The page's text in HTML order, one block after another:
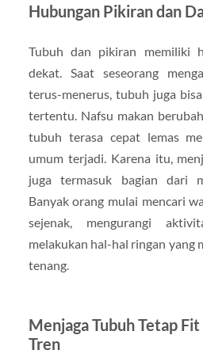
Hubungan Pikiran dan
Tubuh dan pikiran memiliki
dekat. Saat seseorang
terus-menerus, tubuh juga
tertentu. Nafsu makan
tubuh terasa cepat lemas
umum terjadi. Karena itu,
juga termasuk bagian dari
Banyak orang mulai mencari
sejenak, mengurangi
melakukan hal-hal ringan yang
tenang.
Menjaga Tubuh Tetap
Tren